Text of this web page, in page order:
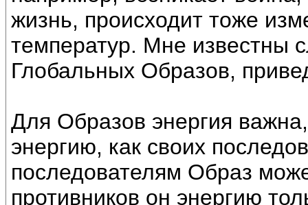
жизнь, происходит тоже
температур. Мне известны
Глобальных Образов,
Для Образов энергия
энергию, как своих
последователям Образ
противников он энергию